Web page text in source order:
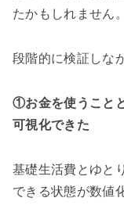
たかもしれません。
段階的に検証しな
①お金を使うこと
可視化できた
基礎生活費とゆと
できる状態が数値